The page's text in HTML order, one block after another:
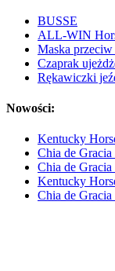
BUSSE
ALL-WIN
Maska
Czaprak
Rękawiczki
Nowości:
Kentucky
Chia de
Chia de
Kentucky
Chia de